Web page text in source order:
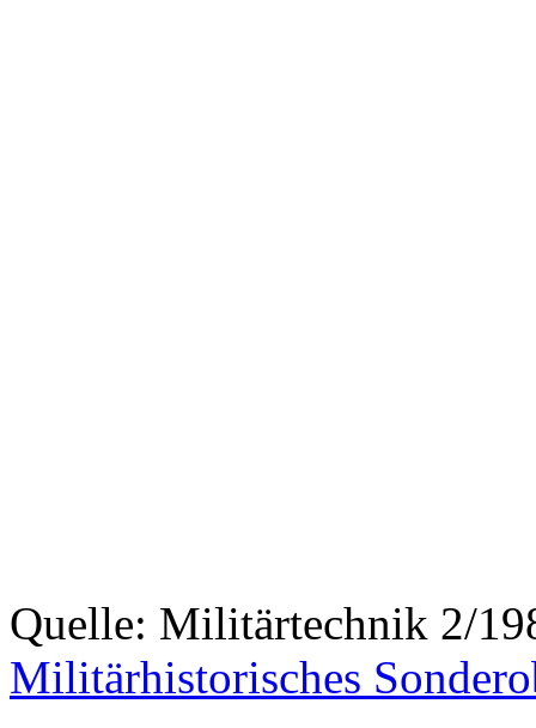
Quelle: Militärtechnik 2/
Militärhistorisches